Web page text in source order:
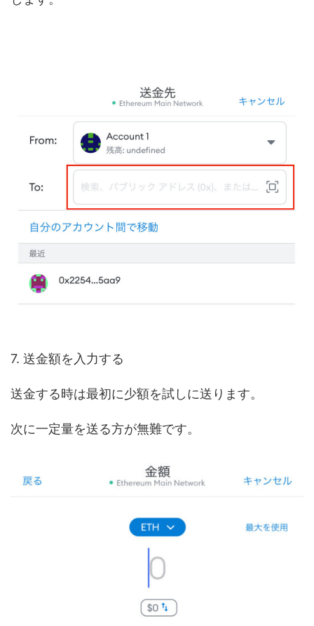
7. 送金額を入力する
送金する時は最初に少額を試しに送ります。
次に一定量を送る方が無難です。